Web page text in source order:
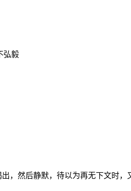
弘毅
，然后静默，待以为再无下文时，